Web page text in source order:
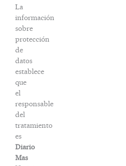
La
información
sobre
protección
de
datos
establece
que
el
responsable
del
tratamiento
es
Diario
Mas